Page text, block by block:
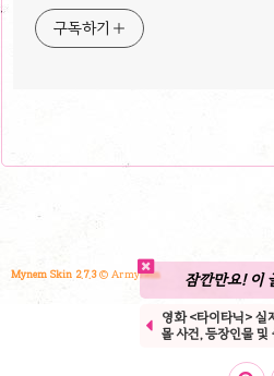
구독하기
Mynem Skin 2.7.3© Armynem 잠깐만요! 이

영화 <타이타닉> 실
몰 사건, 등장인물 및